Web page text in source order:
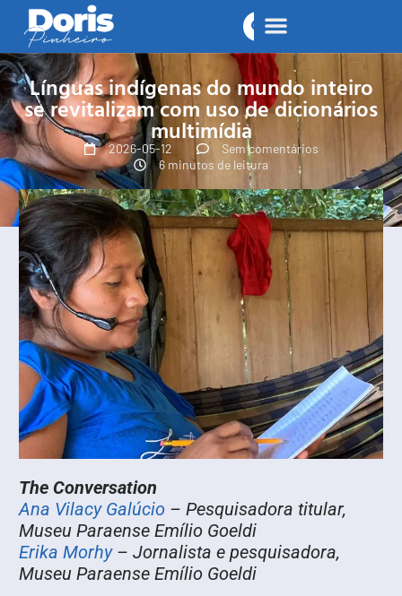
Línguas indígenas do mundo inteiro
se revitalizam com uso de dicionários
multimídia
2026-05-12
Sem comentários
6 minutos de leitura
The Conversation
Ana Vilacy Galúcio – Pesquisadora titular,
Museu Paraense Emílio Goeldi
Erika Morhy– Jornalista e pesquisadora,
Museu Paraense Emílio Goeldi